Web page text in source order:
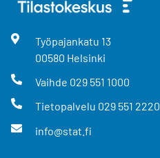
Työpajankatu 13
00580 Helsinki
Vaihde 029 551 1000
Tietopalvelu 029 551 2220
info@stat.fi